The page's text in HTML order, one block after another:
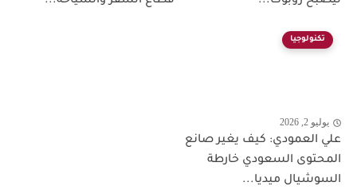
تكنولوجيا
يوليو 2, 2026
علي العمودي: كيف يغير صانع
المحتوى السعودي خارطة
السوشيال ميديا...